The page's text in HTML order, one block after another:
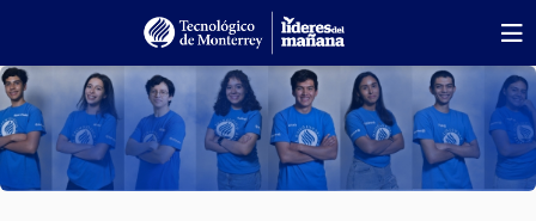
principal